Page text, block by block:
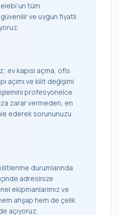
tüm
ve uygun fiyatlı
ev kapısı açma, ofis
açımı ve kilit değişimi
profesyonelce
zarar vermeden, en
ederek sorununuzu
durumlarında
adresinize
ekipmanlarımız ve
ahşap hem de çelik
açıyoruz.